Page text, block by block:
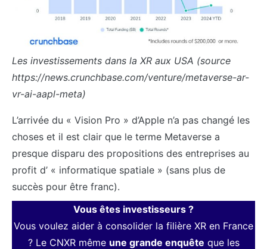
Les investissements dans la XR aux USA (source
https://news.crunchbase.com/venture/metaverse-ar-
vr-ai-aapl-meta)
L’arrivée du « Vision Pro » d’Apple n’a pas changé les
choses et il est clair que le terme Metaverse a
presque disparu des propositions des entreprises au
profit d’ « informatique spatiale » (sans plus de
succès pour être franc).
Vous êtes investisseurs ?
Vous voulez aider à consolider la filière XR en France
? Le CNXR même une grande enquête que les